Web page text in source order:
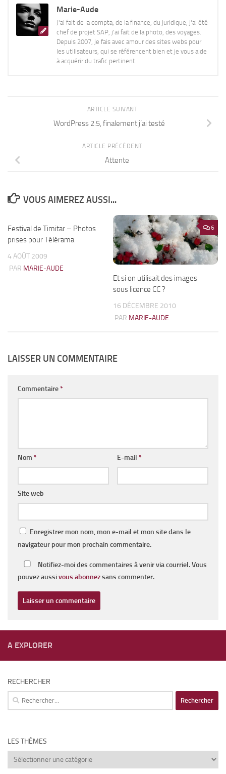
Marie-Aude
J'ai fait de la compta, de la finance, du juridique, j'ai été
chef de projet SAP, j'ai fait de la photo, des voyages.
Depuis 2007, je fais avec amour des sites webs pour
les utilisateurs, qui se référencent bien et je vous aide
à acquérir du trafic pertinent.
ARTICLE SUIVANT
WordPress 2.5, finalement j’ai testé
ARTICLE PRÉCÉDENT
Attente
VOUS AIMEREZ AUSSI...
Festival de Timitar – Photos
prises pour Télérama
4 AOÛT 2009
PAR MARIE-AUDE
6
Et si on utilisait des images
sous licence CC ?
16 DÉCEMBRE 2010
PAR MARIE-AUDE
LAISSER UN COMMENTAIRE
Commentaire*
Nom * E-mail *
Site web
Enregistrer mon nom, mon e-mail et mon site dans le
navigateur pour mon prochain commentaire.
Notifiez-moi des commentaires à venir via courriel. Vous
pouvez aussivous abonnezsans commenter.
A EXPLORER
RECHERCHER
Rechercher :
LES THÈMES
Les
thèmes